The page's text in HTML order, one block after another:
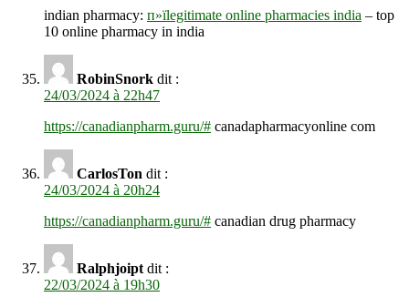
indian pharmacy: п»їlegitimate online pharmacies india – top
10 online pharmacy in india
RobinSnork dit :
24/03/2024 à 22h47
https://canadianpharm.guru/# canadapharmacyonline com
CarlosTon dit :
24/03/2024 à 20h24
https://canadianpharm.guru/# canadian drug pharmacy
Ralphjoipt dit :
22/03/2024 à 19h30